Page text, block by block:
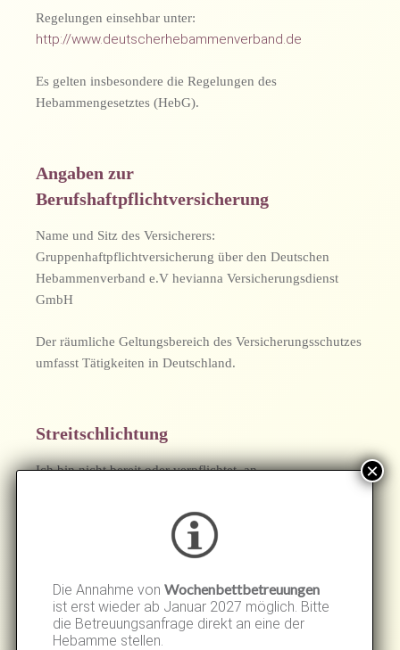
Regelungen einsehbar unter:
http://www.deutscherhebammenverband.de
Es gelten insbesondere die Regelungen des
Hebammengesetztes (HebG).
Angaben zur
Berufshaftpflichtversicherung
Name und Sitz des Versicherers:
Gruppenhaftpflichtversicherung über den Deutschen
Hebammenverband e.V hevianna Versicherungsdienst
GmbH
Der räumliche Geltungsbereich des Versicherungsschutzes
umfasst Tätigkeiten in Deutschland.
Streitschlichtung
Ich bin nicht bereit oder verpflichtet, an
Verbraucherschlichtungsstelle teilzunehmen.
Haftung für Inhalte
Als Diensteanbieter sind wir gemäß § 7 Abs.1 DDG für
eigene Inhalte auf diesen Seiten nach den allgemeinen
Die Annahme von Wochenbettbetreuungen
ist erst wieder ab Januar 2027 möglich. Bitte
die Betreuungsanfrage direkt an eine der
Hebamme stellen.